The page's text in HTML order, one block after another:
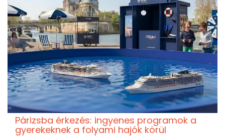
Párizsba érkezés: ingyenes programok a
gyerekeknek a folyami hajók körül